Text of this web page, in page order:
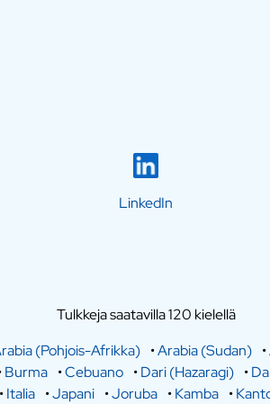
LinkedIn
Tulkkeja saatavilla 120 kielellä
(Pohjois-Afrikka) •Arabia (Sudan) •
Burma •Cebuano •Dari (Hazaragi) •
•Italia •Japani •Joruba •Kamba •